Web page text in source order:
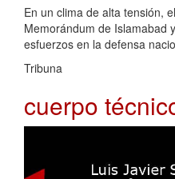
En un clima de alta tensión,
Memorándum de Islamabad
esfuerzos en la defensa
Tribuna
cuerpo